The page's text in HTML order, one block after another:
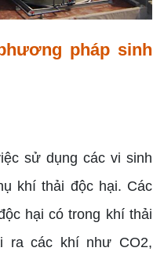
pháp sinh
sử dụng các vi sinh
khí thải độc hại. Các
hại có trong khí thải
ra các khí như CO2,